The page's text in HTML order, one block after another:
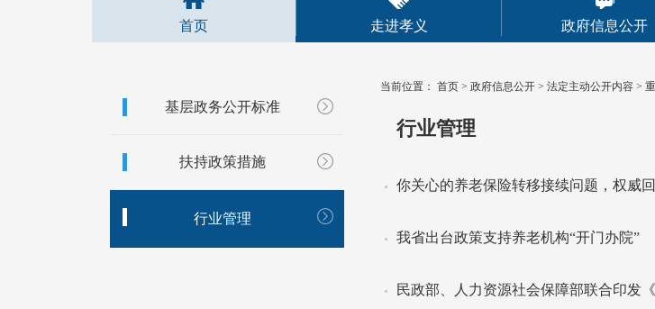
首页 走进孝义 政府信息公开
基层政务公开标准
扶持政策措施
行业管理
当前位置： 首页 > 政府信息公开 > 法定主动公开内容 >
行业管理
你关心的养老保险转移接续问题，权威
我省出台政策支持养老机构“开门办院”
民政部、人力资源社会保障部联合印发